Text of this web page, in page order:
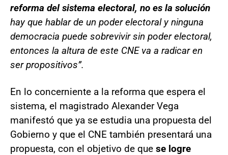
reforma del sistema electoral, no es la solución
hay que hablar de un poder electoral y ninguna
democracia puede sobrevivir sin poder electoral,
entonces la altura de este CNE va a radicar en
ser propositivos”.
En lo concerniente a la reforma que espera el
sistema, el magistrado Alexander Vega
manifestó que ya se estudia una propuesta del
Gobierno y que el CNE también presentará una
propuesta, con el objetivo de que se logre